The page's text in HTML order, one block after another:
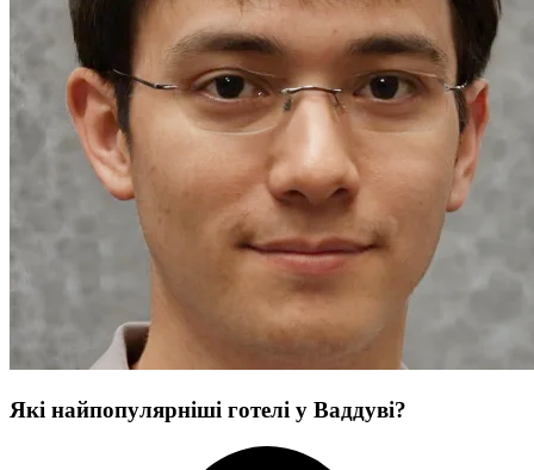
Які найпопулярніші готелі у Ваддуві?